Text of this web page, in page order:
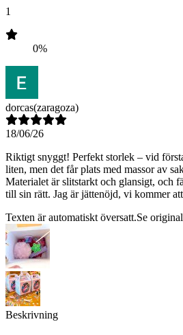
1
0%
dorcas(zaragoza)
18/06/26
Riktigt snyggt! Perfekt storlek – vid
liten, men det får plats med massor av
Materialet är slitstarkt och glansigt, och
till sin rätt. Jag är jättenöjd, vi kommer
Texten är automatiskt översatt.Se
Beskrivning